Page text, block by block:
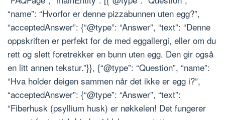
“name”: “Hvorfor er denne pizzabunnen uten egg?”,
“acceptedAnswer”: {“@type”: “Answer”, “text”: “Denne
oppskriften er perfekt for de med eggallergi, eller om du
rett og slett foretrekker en bunn uten egg. Den gir også
en litt annen tekstur.”}}, {“@type”: “Question”, “name”:
“Hva holder deigen sammen når det ikke er egg i?”,
“acceptedAnswer”: {“@type”: “Answer”, “text”:
“Fiberhusk (psyllium husk) er nøkkelen! Det fungerer